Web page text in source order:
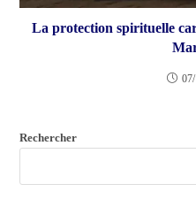
La protection spirituelle
Rechercher